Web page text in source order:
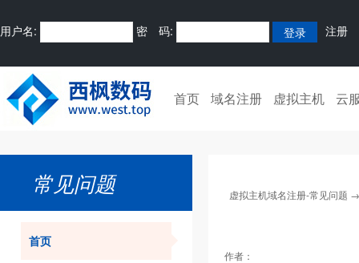
用户名: 密 码: 注册
首页 域名注册 虚拟主机 云
常见问题
首页
虚拟主机域名注册-常见问题
作者：